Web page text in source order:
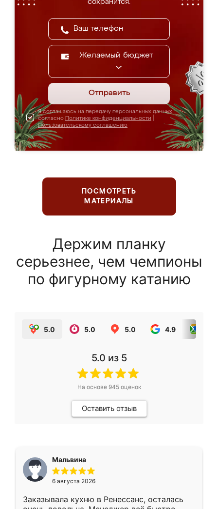
сохранится.
Желаемый бюджет
Отправить
Я соглашаюсь на передачу персональных данных
согласно Политике конфиденциальности
Пользовательскому соглашению
ПОСМОТРЕТЬ
МАТЕРИАЛЫ
Держим планку
серьезнее, чем чемпионы
по фигурному катанию
5.0 5.0 5.0 4.9
5.0 из 5
На основе 945оценок
Оставить отзыв
Мальвина
6 августа 2026
Заказывала кухню в Ренессанс, осталась